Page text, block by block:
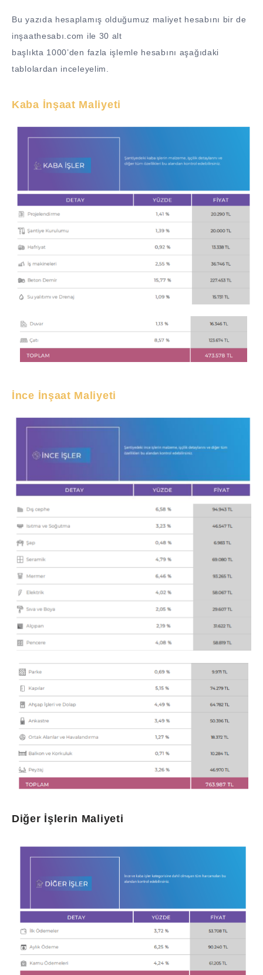
Bu yazıda hesaplamış olduğumuz maliyet hesabını bir de
inşaathesabı.com ile 30 alt
başlıkta 1000’den fazla işlemle hesabını aşağıdaki
tablolardan inceleyelim.
Kaba İnşaat Maliyeti
İnce İnşaat Maliyeti
Diğer İşlerin Maliyeti